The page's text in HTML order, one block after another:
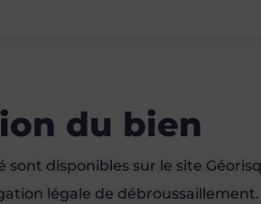
du bien
disponibles sur le site
légale de débroussaillement.